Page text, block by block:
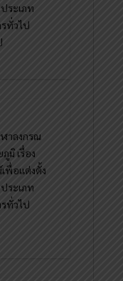
ระเภท
ทั่วไป
าลงกรณ
มิ เรื่อง
พื่อแต่งตั้ง
ระเภท
ทั่วไป